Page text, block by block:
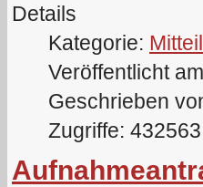
Details
Kategorie:
Veröffentlicht
Geschrieben
Zugriffe: 432563